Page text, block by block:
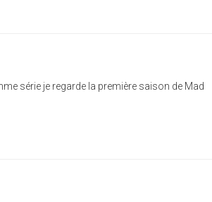
série je regarde la première saison de Mad